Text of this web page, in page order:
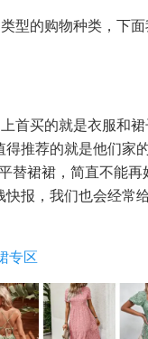
型的购物种类，下
首买的就是衣服和
得推荐的就是他们家
替裙裙，简直不能
快报，我们也会经常
专区